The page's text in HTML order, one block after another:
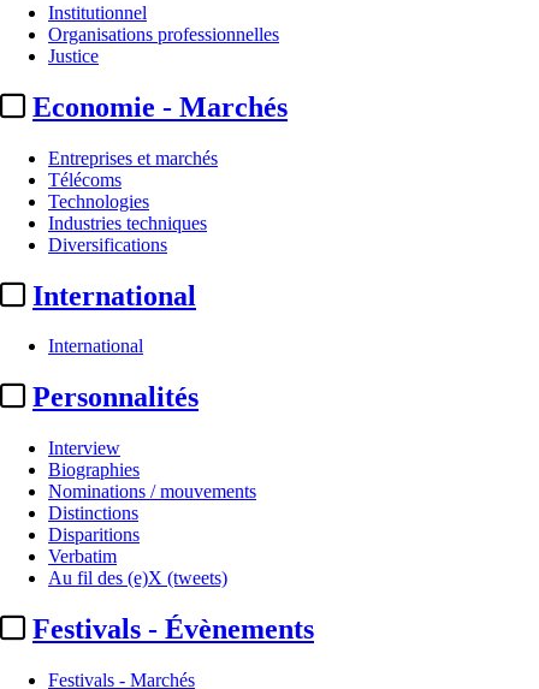
Institutionnel
Organisations professionnelles
Justice
Economie - Marchés
Entreprises et marchés
Télécoms
Technologies
Industries techniques
Diversifications
International
International
Personnalités
Interview
Biographies
Nominations / mouvements
Distinctions
Disparitions
Verbatim
Au fil des (e)X (tweets)
Festivals - Évènements
Festivals - Marchés